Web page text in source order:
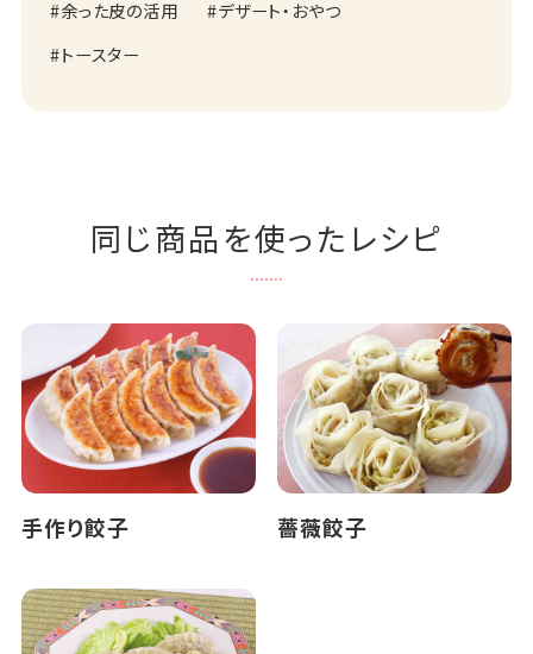
余った皮の活用
デザート・おやつ
トースター
同じ商品を使ったレシピ
手作り餃子 薔薇餃子